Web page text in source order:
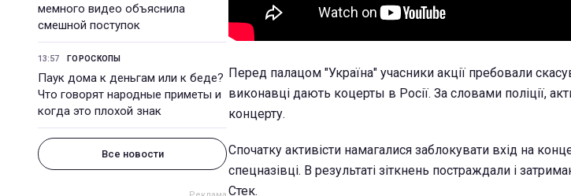
мемного видео объяснила
смешной поступок
13:57 ГОРОСКОПЫ
Паук дома к деньгам или к беде?
Что говорят народные приметы и
когда это плохой знак
Все новости
Перед палацом "Україна" учасники акції пребовали
виконавці дають коцерты в Росії. За словами поліції,
концерту.
Спочатку активісти намагалися заблокувати вхід на
спецназівці. В результаті зіткнень постраждали і
Стек.